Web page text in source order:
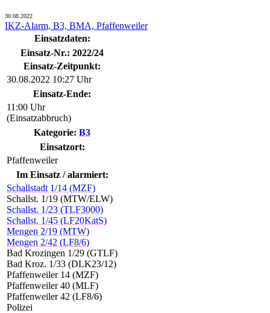
30.08.2022
IKZ-Alarm, B3, BMA, Pfaffenweiler
Einsatzdaten:
Einsatz-Nr.: 2022/24
Einsatz-Zeitpunkt:
30.08.2022 10:27 Uhr
Einsatz-Ende:
11:00 Uhr
(Einsatzabbruch)
Kategorie: B3
Einsatzort:
Pfaffenweiler
Im Einsatz / alarmiert:
Schallstadt 1/14 (MZF)
Schallst. 1/19 (MTW/ELW)
Schallst. 1/23 (TLF3000)
Schallst. 1/45 (LF20KatS)
Mengen 2/19 (MTW)
Mengen 2/42 (LF8/6)
Bad Krozingen 1/29 (GTLF)
Bad Kroz. 1/33 (DLK23/12)
Pfaffenweiler 14 (MZF)
Pfaffenweiler 40 (MLF)
Pfaffenweiler 42 (LF8/6)
Polizei